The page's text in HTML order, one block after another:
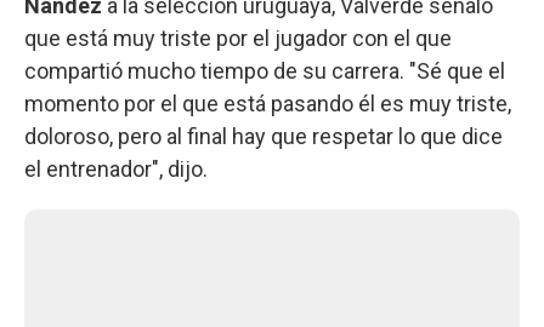
Nández a la selección uruguaya, Valverde señaló
que está muy triste por el jugador con el que
compartió mucho tiempo de su carrera. "Sé que el
momento por el que está pasando él es muy triste,
doloroso, pero al final hay que respetar lo que dice
el entrenador", dijo.